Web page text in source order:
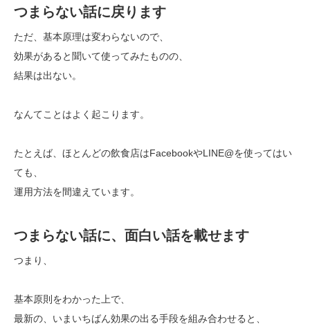
つまらない話に戻ります
ただ、基本原理は変わらないので、
効果があると聞いて使ってみたものの、
結果は出ない。
なんてことはよく起こります。
たとえば、ほとんどの飲食店はFacebookやLINE@を使ってはい
ても、
運用方法を間違えています。
つまらない話に、面白い話を載せます
つまり、
基本原則をわかった上で、
最新の、いまいちばん効果の出る手段を組み合わせると、